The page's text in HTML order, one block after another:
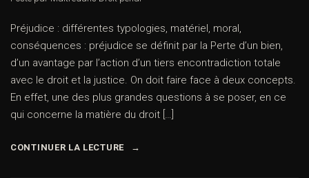
Préjudice : différentes typologies, matériel, moral,
conséquences : préjudice se définit par la Perte d’un bien,
d’un avantage par l’action d’un tiers encontradiction totale
avec le droit et la justice. On doit faire face à deux concepts.
En effet, une des plus grandes questions à se poser, en ce
qui concerne la matière du droit […]
CONTINUER LA LECTURE